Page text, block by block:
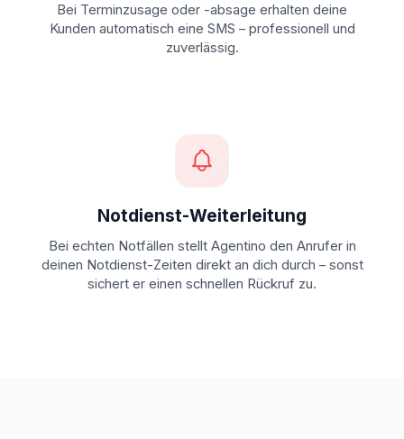
Bei Terminzusage oder -absage erhalten deine
Kunden automatisch eine SMS – professionell und
zuverlässig.
Notdienst-Weiterleitung
Bei echten Notfällen stellt Agentino den Anrufer in
deinen Notdienst-Zeiten direkt an dich durch – sonst
sichert er einen schnellen Rückruf zu.